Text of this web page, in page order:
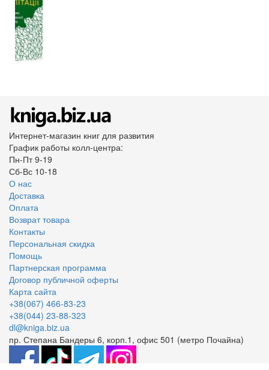
Интернет-магазин книг для развития
График работы колл-центра:
Пн-Пт 9-19
Сб-Вс 10-18
О нас
Доставка
Оплата
Возврат товара
Контакты
Персональная скидка
Помощь
Партнерская программа
Договор публичной оферты
Карта сайта
+38(067) 466-83-23
+38(044) 23-88-323
dl@kniga.biz.ua
пр. Степана Бандеры 6, корп.1, офис 501 (метро Почайна)